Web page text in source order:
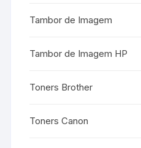
Tambor de Imagem
Tambor de Imagem HP
Toners Brother
Toners Canon